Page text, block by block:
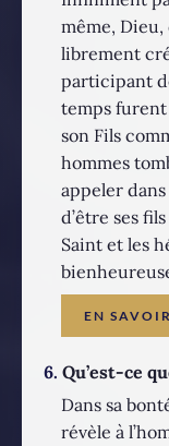
même, Dieu,
librement
participant
temps furent
son Fils
hommes
appeler
d’être ses
Saint et les
EN
6. Qu’est-ce
Dans sa
révèle à